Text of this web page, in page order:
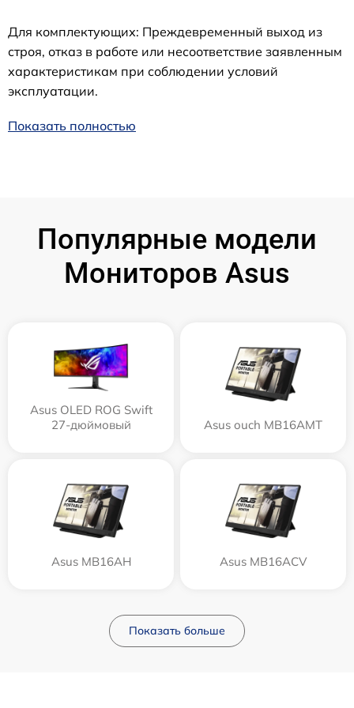
Для комплектующих: Преждевременный выход из
строя, отказ в работе или несоответствие заявленным
характеристикам при соблюдении условий
эксплуатации.
Показать полностью
Популярные модели
Мониторов Asus
Asus OLED ROG Swift
27-дюймовый
Asus ouch MB16AMT
Asus MB16AH Asus MB16ACV
Показать больше